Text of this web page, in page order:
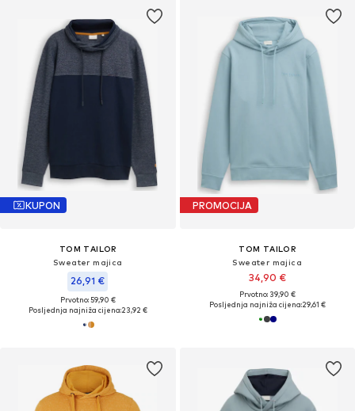
KUPON
TOM TAILOR
Sweater majica
26,91 €
Prvotno: 59,90 €
Posljednja najniža cijena:23,92 €
PROMOCIJA
TOM TAILOR
Sweater majica
34,90 €
Prvotno: 39,90 €
Posljednja najniža cijena:29,61 €